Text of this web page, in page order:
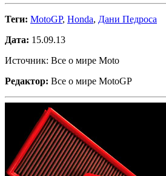
Теги: MotoGP, Honda, Дани Педроса
Дата: 15.09.13
Источник: Все о мире Moto
Редактор: Все о мире MotoGP